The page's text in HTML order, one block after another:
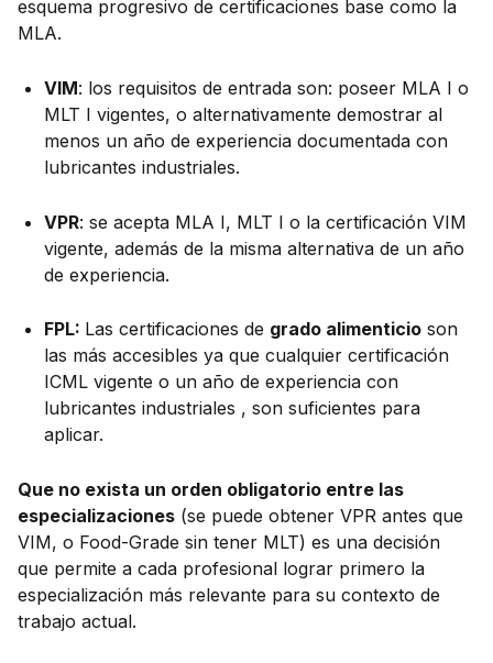
esquema progresivo de certificaciones base como la
MLA.
VIM: los requisitos de entrada son: poseer MLA I o
MLT I vigentes, o alternativamente demostrar al
menos un año de experiencia documentada con
lubricantes industriales.
VPR: se acepta MLA I, MLT I o la certificación VIM
vigente, además de la misma alternativa de un año
de experiencia.
FPL: Las certificaciones de grado alimenticio son
las más accesibles ya que cualquier certificación
ICML vigente o un año de experiencia con
lubricantes industriales , son suficientes para
aplicar.
Que no exista un orden obligatorio entre las
especializaciones (se puede obtener VPR antes que
VIM, o Food-Grade sin tener MLT) es una decisión
que permite a cada profesional lograr primero la
especialización más relevante para su contexto de
trabajo actual.